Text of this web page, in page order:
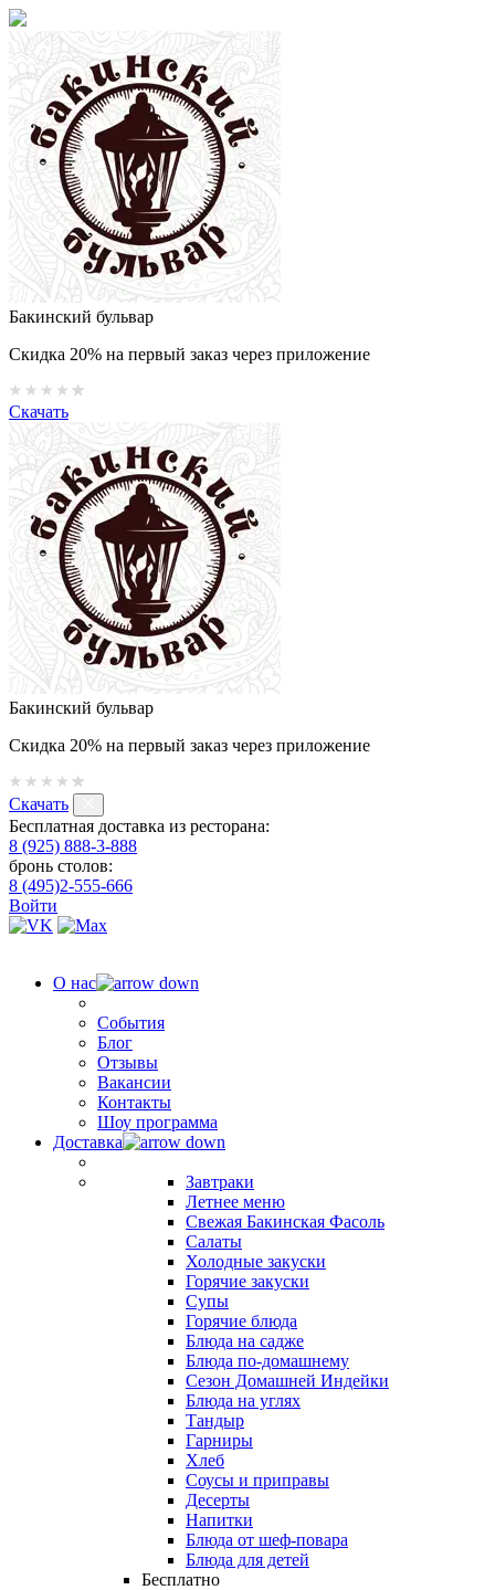
Бакинский бульвар
Скидка 20% на первый заказ через приложение
Скачать
Бакинский бульвар
Скидка 20% на первый заказ через приложение
Скачать
Бесплатная доставка из ресторана:
8 (925) 888-3-888
бронь столов:
8 (495)2-555-666
Войти
О нас
События
Блог
Отзывы
Вакансии
Контакты
Шоу программа
Доставка
Завтраки
Летнее меню
Свежая Бакинская Фасоль
Салаты
Холодные закуски
Горячие закуски
Супы
Горячие блюда
Блюда на садже
Блюда по-домашнему
Сезон Домашней Индейки
Блюда на углях
Тандыр
Гарниры
Хлеб
Соусы и приправы
Десерты
Напитки
Блюда от шеф-повара
Блюда для детей
Бесплатно